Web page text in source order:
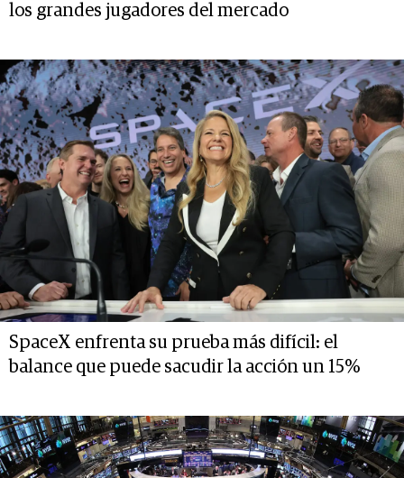
los grandes jugadores del mercado
SpaceX enfrenta su prueba más difícil: el
balance que puede sacudir la acción un 15%